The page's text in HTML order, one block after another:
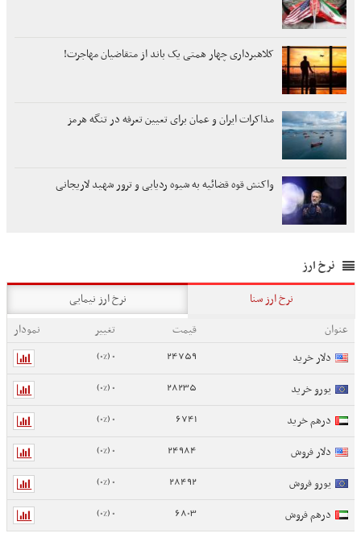
کلاهبرداری چهار همتی یک باند از متقاضیان مهاجرت!
مذاکرات ایران و عمان برای تعیین تعرفه در تنگه هرمز
واکنش قوه قضائیه به شیوه ردیابی و ترور شهید لاریجانی
نرخ ارز
نرخ ارز سنا
نرخ ارز نیمایی
عنوان
قیمت تغییر
نمودار
دلار خرید
24759
0 (0%)
یورو خرید 28235
0 (0%)
درهم خرید 6741
0 (0%)
دلار فروش 24984
0 (0%)
یورو فروش 28492
0 (0%)
درهم فروش 6803
0 (0%)